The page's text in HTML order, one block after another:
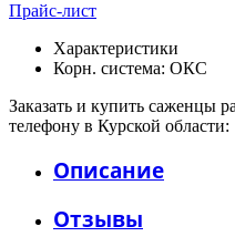
Прайс-лист
Характеристики
Корн. система: ОКС
Заказать и купить саженцы
телефону в Курской
Описание
Отзывы